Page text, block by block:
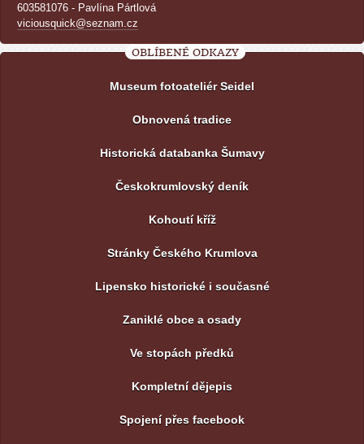
603581076 - Pavlína Pártlová
viciousquick@seznam.cz
OBLÍBENÉ ODKAZY
Museum fotoateliér Seidel
Obnovená tradice
Historická databanka Šumavy
Českokrumlovský deník
Kohoutí kříž
Stránky Českého Krumlova
Lipensko historické i současné
Zaniklé obce a osady
Ve stopách předků
Kompletní dějepis
Spojení přes facebook